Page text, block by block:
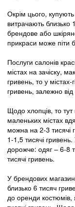
Окрім цього,
витрачають близько
брендове або
прикраси може піти
Послуги салонів
містах на зачіску,
гривень, то у містах-
гривень, залежно
Щодо хлопців, то
маленьких містах
можна на 2-3 тисячі
1-1,5 тисячі
дорожче: одяг – 6-8
тисячі гривень.
У брендових
близько 6 тисяч
до оренди